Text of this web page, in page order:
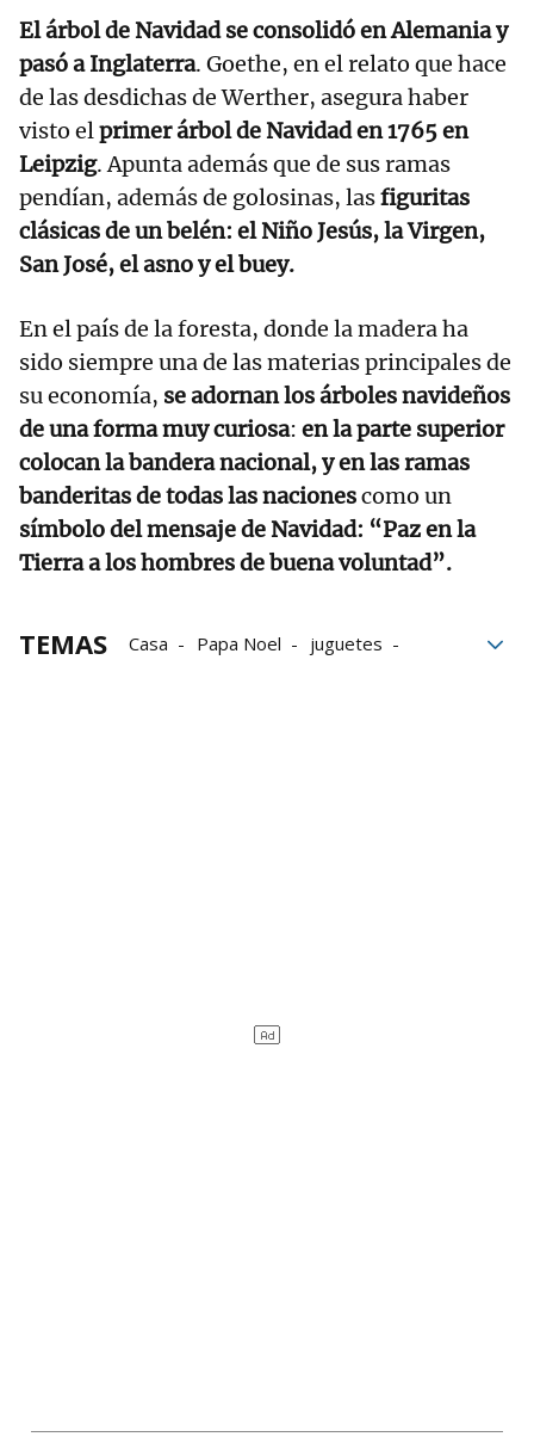
El árbol de Navidad se consolidó en Alemania y
pasó a Inglaterra. Goethe, en el relato que hace
de las desdichas de Werther, asegura haber
visto elprimer árbol de Navidad en 1765 en
Leipzig. Apunta además que de sus ramas
pendían, además de golosinas, lasfiguritas
clásicas de un belén: el Niño Jesús, la Virgen,
San José, el asno y el buey.
En el país de la foresta, donde la madera ha
sido siempre una de las materias principales de
su economía, se adornan los árboles navideños
de una forma muy curiosa: en la parte superior
colocan la bandera nacional, y en las ramas
banderitas de todas las nacionescomo un
símbolo del mensaje de Navidad: “Paz en la
Tierra a los hombres de buena voluntad”.
TEMAS Casa Papa Noel
juguetes